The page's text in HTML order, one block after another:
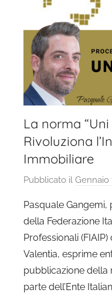
La norma “Uni
Rivoluziona
Immobiliare
Pubblicato il Gennaio
Pasquale
della Federazione
Professionali
Valentia, esprime
pubblicazione della
parte dell’Ente